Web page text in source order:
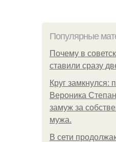
Популярные
Почему в
ставили сразу
Круг замкнулся:
Вероника
замуж за
мужа.
В сети